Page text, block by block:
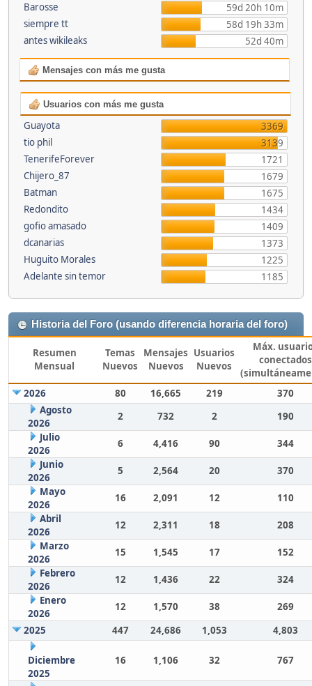
Barosse
59d 20h 10m
siempre tt
58d 19h 33m
antes wikileaks
52d 40m
Mensajes con más me gusta
Usuarios con más me gusta
Guayota
3369
tio phil
3139
TenerifeForever
1721
Chijero_87
1679
Batman
1675
Redondito
1434
gofio amasado
1409
dcanarias
1373
Huguito Morales
1225
Adelante sin temor
1185
Historia del Foro (usando diferencia horaria del foro)
Resumen
Mensual
Temas
Nuevos
Mensajes
Nuevos
Usuarios
Nuevos
Máx.
conectados
2026
80 16,665 219
370
Agosto
2026
2 732 2
190
Julio
2026
6 4,416 90
344
Junio
2026
5 2,564 20
370
Mayo
2026
16 2,091 12
110
Abril
2026
12 2,311 18
208
Marzo
2026
15 1,545 17
152
Febrero
2026
12 1,436 22
324
Enero
2026
12 1,570 38
269
2025
447 24,686 1,053 4,803
Diciembre
2025
16 1,106 32 767